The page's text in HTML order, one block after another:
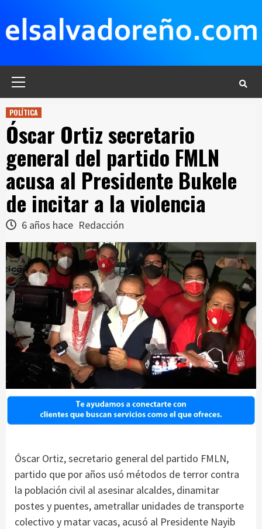
contenido
POLÍTICA
Óscar Ortiz secretario
general del partido FMLN
acusa al Presidente Bukele
de incitar a la violencia
6 años hace Redacción
Óscar Ortiz, secretario general del partido FMLN,
partido que por años usó métodos de terror contra
la población civil al asesinar alcaldes, dinamitar
postes y puentes, ametrallar unidades de transporte
colectivo y matar vacas, acusó al Presidente Nayib